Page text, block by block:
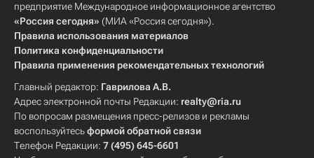
предприятие Международное информационное агентство
«Россия сегодня» (МИА «Россия сегодня»).
Правила использования материалов
Политика конфиденциальности
Правила применения рекомендательных технологий
Главный редактор: Гаврилова А.В.
Адрес электронной почты Редакции: realty@ria.ru
По вопросам размещения пресс-релизов и рекламы
воспользуйтесьформой обратной связи
Телефон Редакции: 7 (495) 645-6601